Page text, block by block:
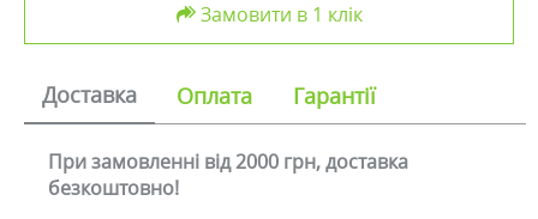
Замовити в 1 клік
Доставка Оплата Гарантії
При замовленні від 2000 грн, доставка
безкоштовно!